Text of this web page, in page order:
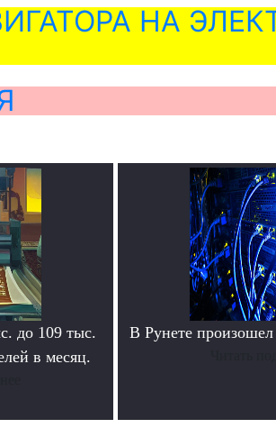
НА
до 109 тыс.
в месяц.
В Рунете